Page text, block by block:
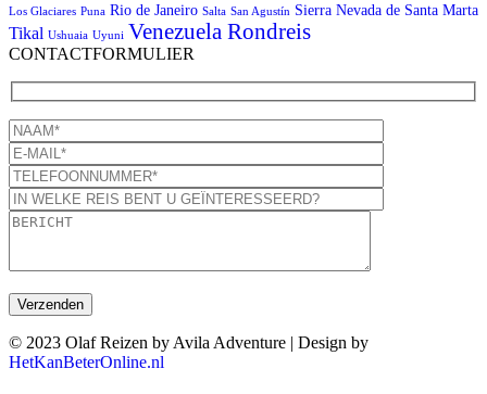
Los Glaciares Puna Rio de Janeiro Salta San Agustín Sierra Nevada de Santa Marta
Tikal Ushuaia Uyuni Venezuela Rondreis
CONTACTFORMULIER
© 2023 Olaf Reizen by Avila Adventure | Design by
HetKanBeterOnline.nl